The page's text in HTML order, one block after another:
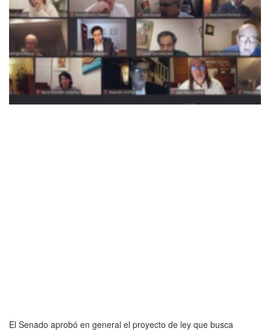
El Senado aprobó en general el proyecto de ley que busca